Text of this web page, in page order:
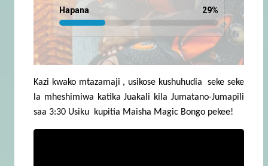
Hapana 29%
Kazi kwako mtazamaji , usikose kushuhudia seke seke
la mheshimiwa katika Juakali kila Jumatano-Jumapili
saa 3:30 Usiku kupitia Maisha Magic Bongo pekee!